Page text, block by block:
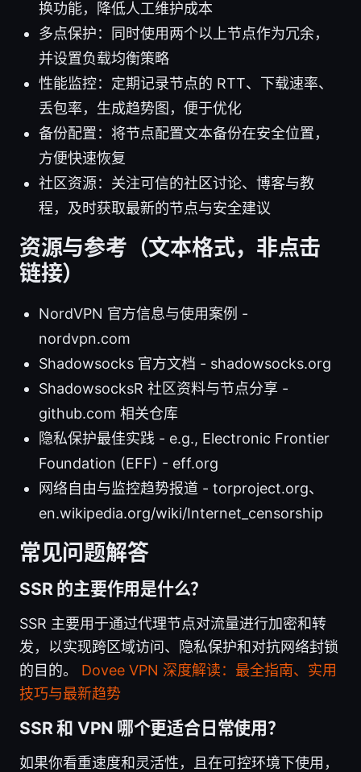
换功能，降低人工维护成本
多点保护：同时使用两个以上节点作为冗余，
并设置负载均衡策略
性能监控：定期记录节点的 RTT、下载速率、
丢包率，生成趋势图，便于优化
备份配置：将节点配置文本备份在安全位置，
方便快速恢复
社区资源：关注可信的社区讨论、博客与教
程，及时获取最新的节点与安全建议
资源与参考（文本格式，非点击
链接）
NordVPN 官方信息与使用案例 -
nordvpn.com
Shadowsocks 官方文档 - shadowsocks.org
ShadowsocksR 社区资料与节点分享 -
github.com 相关仓库
隐私保护最佳实践 - e.g., Electronic Frontier
Foundation (EFF) - eff.org
网络自由与监控趋势报道 - torproject.org、
en.wikipedia.org/wiki/Internet_censorship
常见问题解答
SSR 的主要作用是什么？
SSR 主要用于通过代理节点对流量进行加密和转
发，以实现跨区域访问、隐私保护和对抗网络封锁
的目的。 Dovee VPN 深度解读：最全指南、实用
技巧与最新趋势
SSR 和 VPN 哪个更适合日常使用？
如果你看重速度和灵活性，且在可控环境下使用，